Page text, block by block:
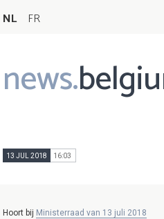
NL FR
news.
Main
navigation
13 JUL 2018 16:03
Hoort bij Ministerraad van 13 juli 2018